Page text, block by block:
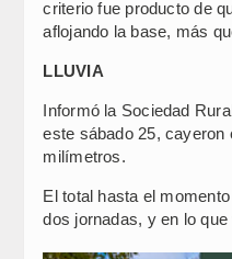
criterio fue producto de
aflojando la base, más
LLUVIA
Informó la Sociedad
este sábado 25, cayeron
milímetros.
El total hasta el
dos jornadas, y en lo